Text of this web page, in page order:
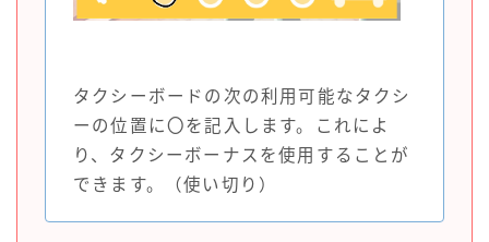
タクシーボードの次の利用可能なタクシ
ーの位置に〇を記入します。これによ
り、タクシーボーナスを使用することが
できます。（使い切り）